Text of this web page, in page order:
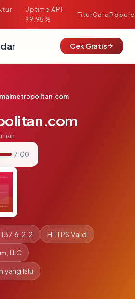
·
Uptime API:
99.95%
FiturCara
Cek Gratis
malmetropolitan.com
/ 100
HTTPS Valid
LLC
yang lalu